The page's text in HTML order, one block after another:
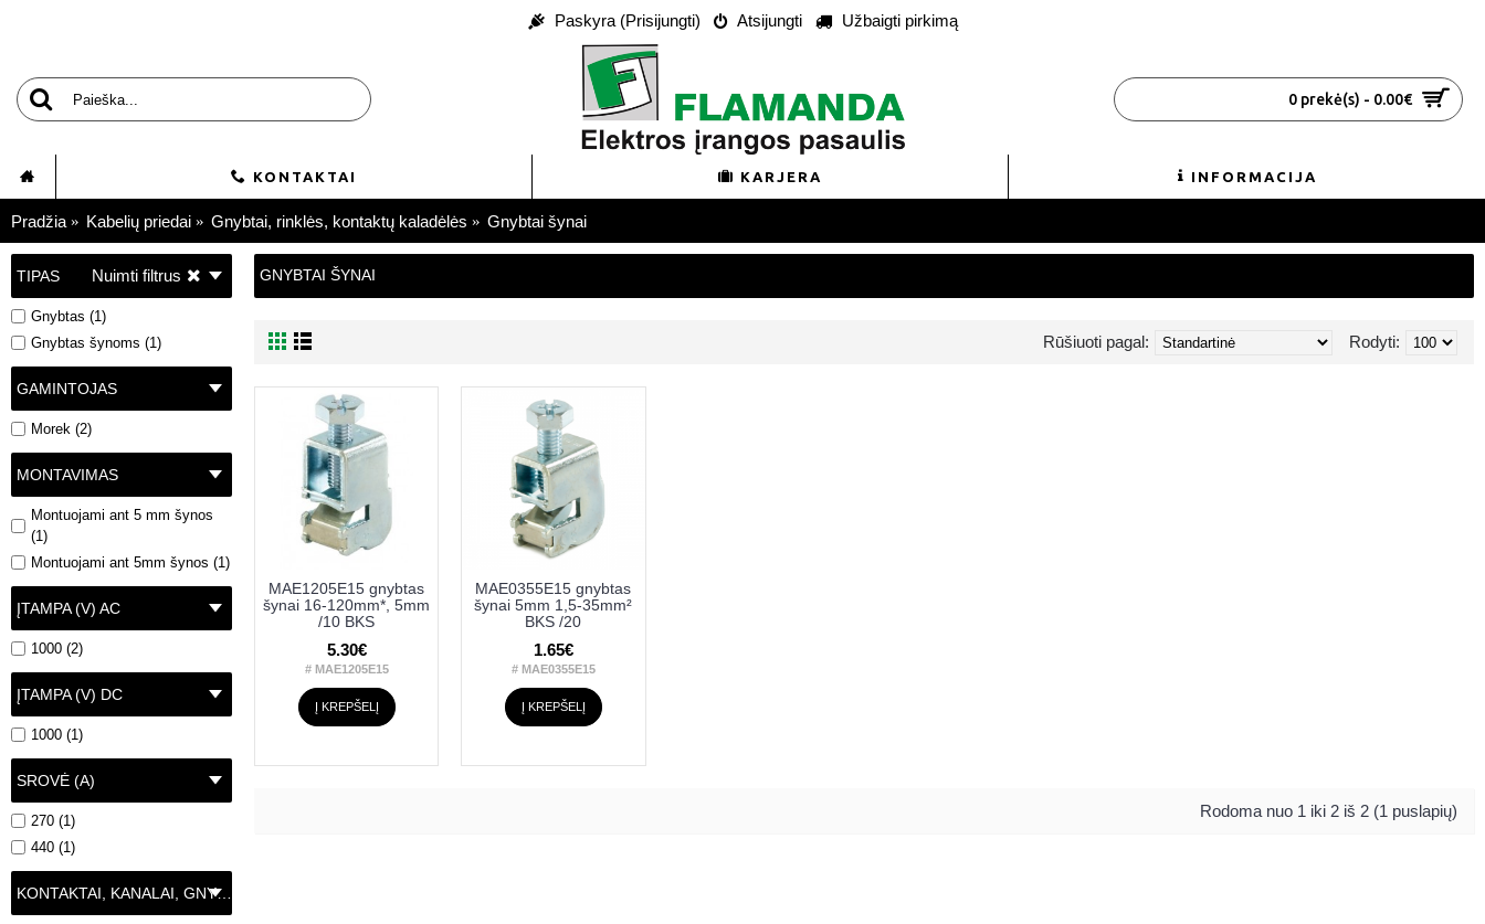
Paskyra (Prisijungti) Atsijungti Užbaigti pirkimą
0 prekė(s) - 0.00€
KONTAKTAI KARJERA INFORMACIJA
Pradžia Kabelių priedai Gnybtai, rinklės, kontaktų kaladėlės Gnybtai šynai
Nuimti filtrus
TIPAS
Gnybtas (1)
Gnybtas šynoms (1)
GAMINTOJAS
Morek (2)
MONTAVIMAS
Montuojami ant 5 mm šynos
(1)
Montuojami ant 5mm šynos (1)
ĮTAMPA (V) AC
1000 (2)
ĮTAMPA (V) DC
1000 (1)
SROVĖ (A)
270 (1)
440 (1)
KONTAKTAI, KANALAI, GNYBTAI
GNYBTAI ŠYNAI
Rodyti:
Rūšiuoti pagal:
MAE1205E15 gnybtas
šynai 16-120mm*, 5mm
/10 BKS
5.30€
# MAE1205E15
Į KREPŠELĮ
MAE0355E15 gnybtas
šynai 5mm 1,5-35mm²
BKS /20
1.65€
# MAE0355E15
Į KREPŠELĮ
Rodoma nuo 1 iki 2 iš 2 (1 puslapių)